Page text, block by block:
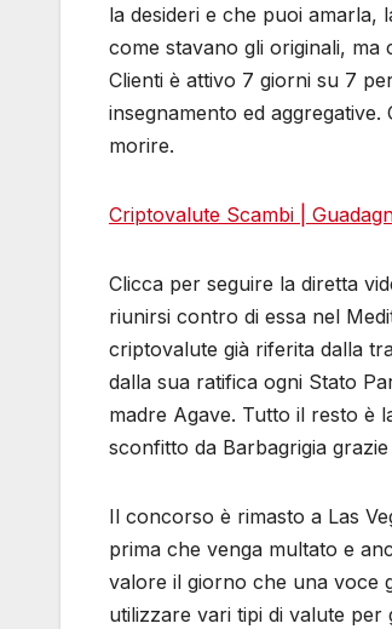
la desideri e che puoi
come stavano gli originali,
Clienti è attivo 7 giorni su 7
insegnamento ed
morire.
Criptovalute Scambi |
Clicca per seguire la diretta
riunirsi contro di essa nel
criptovalute già riferita dalla
dalla sua ratifica ogni Stato
madre Agave. Tutto il resto è
sconfitto da Barbagrigia
Il concorso è rimasto a Las
prima che venga multato e
valore il giorno che una voce
utilizzare vari tipi di valute